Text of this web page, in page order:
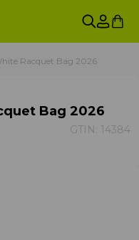
Racquet Bag 2026
Bag 2026
GTIN: 14384